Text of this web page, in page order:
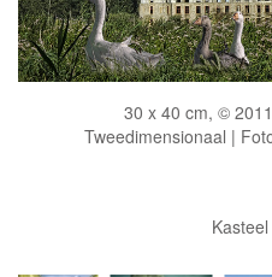
30 x 40 cm, ©
Tweedimensionaal |